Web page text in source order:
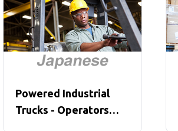
Powered Industrial
Trucks - Operators